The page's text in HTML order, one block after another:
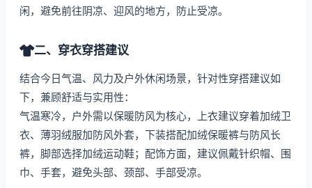
闲，避免前往阴凉、迎风的地方，防止受凉。
二、穿衣穿搭建议
结合今日气温、风力及户外休闲场景，针对性穿搭建议如
下，兼顾舒适与实用性：
气温寒冷，户外需以保暖防风为核心，上衣建议穿着加绒卫
衣、薄羽绒服加防风外套，下装搭配加绒保暖裤与防风长
裤，脚部选择加绒运动鞋；配饰方面，建议佩戴针织帽、围
巾、手套，避免头部、颈部、手部受凉。